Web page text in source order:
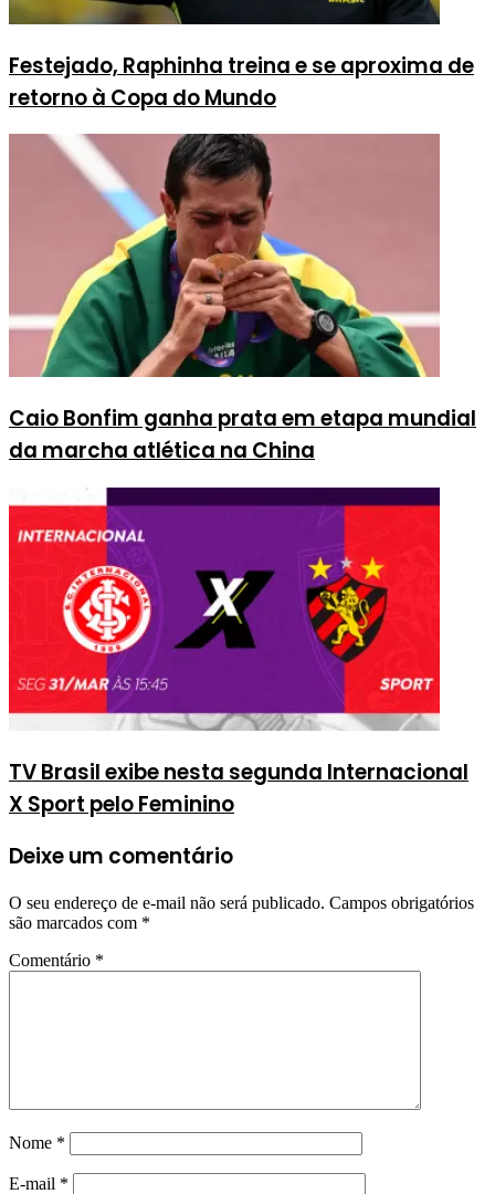
Festejado, Raphinha treina e se aproxima de
retorno à Copa do Mundo
Caio Bonfim ganha prata em etapa mundial
da marcha atlética na China
TV Brasil exibe nesta segunda Internacional
X Sport pelo Feminino
Deixe um comentário
O seu endereço de e-mail não será publicado. Campos obrigatórios
são marcados com *
Comentário *
Nome *
E-mail *